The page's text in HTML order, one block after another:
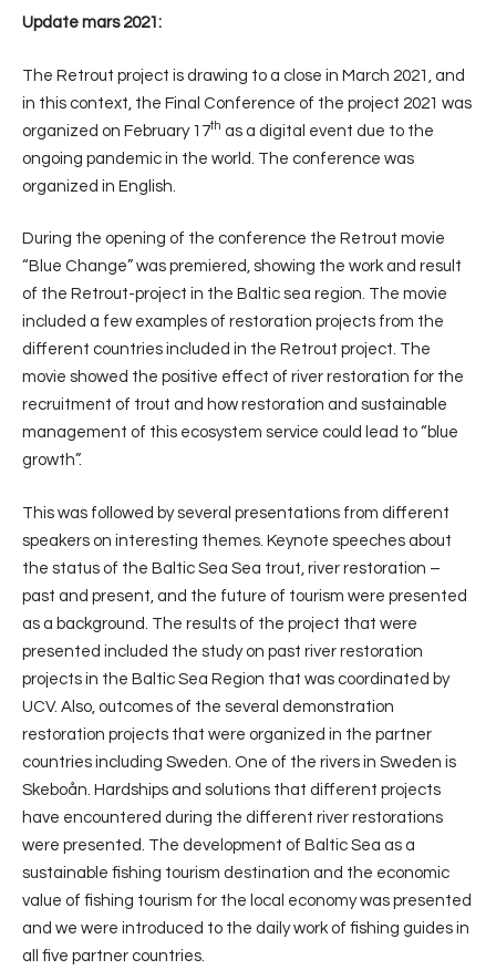
Update mars 2021:
The Retrout project is drawing to a close in March 2021, and
in this context, the Final Conference of the project 2021 was
organized on February 17th as a digital event due to the
ongoing pandemic in the world. The conference was
organized in English.
During the opening of the conference the Retrout movie
“Blue Change” was premiered, showing the work and result
of the Retrout-project in the Baltic sea region. The movie
included a few examples of restoration projects from the
different countries included in the Retrout project. The
movie showed the positive effect of river restoration for the
recruitment of trout and how restoration and sustainable
management of this ecosystem service could lead to “blue
growth”.
This was followed by several presentations from different
speakers on interesting themes. Keynote speeches about
the status of the Baltic Sea Sea trout, river restoration –
past and present, and the future of tourism were presented
as a background. The results of the project that were
presented included the study on past river restoration
projects in the Baltic Sea Region that was coordinated by
UCV. Also, outcomes of the several demonstration
restoration projects that were organized in the partner
countries including Sweden. One of the rivers in Sweden is
Skeboån. Hardships and solutions that different projects
have encountered during the different river restorations
were presented. The development of Baltic Sea as a
sustainable fishing tourism destination and the economic
value of fishing tourism for the local economy was presented
and we were introduced to the daily work of fishing guides in
all five partner countries.